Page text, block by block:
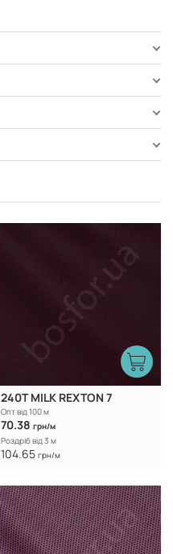
240T MILK REXTON 7
Опт від 100 м
70.38 грн/м
Роздріб від 3 м
104.65 грн/м